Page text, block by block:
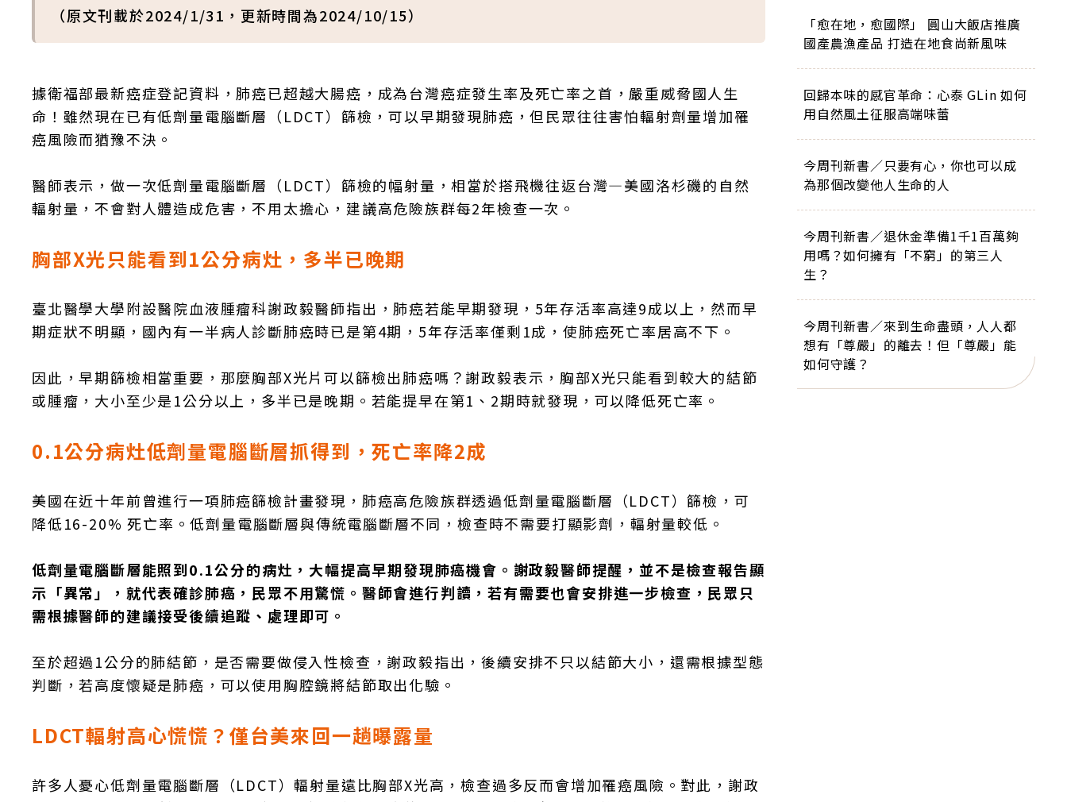
（原文刊載於2024/1/31，更新時間為2024/10/15）
據衛福部最新癌症登記資料，肺癌已超越大腸癌，成為台灣癌症發生率及死亡率之首，嚴重威脅國人生
命！雖然現在已有低劑量電腦斷層（LDCT）篩檢，可以早期發現肺癌，但民眾往往害怕輻射劑量增加罹
癌風險而猶豫不決。
醫師表示，做一次低劑量電腦斷層（LDCT）篩檢的幅射量，相當於搭飛機往返台灣—美國洛杉磯的自然
輻射量，不會對人體造成危害，不用太擔心，建議高危險族群每2年檢查一次。
胸部X光只能看到1公分病灶，多半已晚期
臺北醫學大學附設醫院血液腫瘤科謝政毅醫師指出，肺癌若能早期發現，5年存活率高達9成以上，然而早
期症狀不明顯，國內有一半病人診斷肺癌時已是第4期，5年存活率僅剩1成，使肺癌死亡率居高不下。
因此，早期篩檢相當重要，那麼胸部X光片可以篩檢出肺癌嗎？謝政毅表示，胸部X光只能看到較大的結節
或腫瘤，大小至少是1公分以上，多半已是晚期。若能提早在第1、2期時就發現，可以降低死亡率。
0.1公分病灶低劑量電腦斷層抓得到，死亡率降2成
美國在近十年前曾進行一項肺癌篩檢計畫發現，肺癌高危險族群透過低劑量電腦斷層（LDCT）篩檢，可
降低16-20% 死亡率。低劑量電腦斷層與傳統電腦斷層不同，檢查時不需要打顯影劑，輻射量較低。
低劑量電腦斷層能照到0.1公分的病灶，大幅提高早期發現肺癌機會。謝政毅醫師提醒，並不是檢查報告顯
示「異常」，就代表確診肺癌，民眾不用驚慌。醫師會進行判讀，若有需要也會安排進一步檢查，民眾只
需根據醫師的建議接受後續追蹤、處理即可。
至於超過1公分的肺結節，是否需要做侵入性檢查，謝政毅指出，後續安排不只以結節大小，還需根據型態
判斷，若高度懷疑是肺癌，可以使用胸腔鏡將結節取出化驗。
LDCT輻射高心慌慌？僅台美來回一趟曝露量
許多人憂心低劑量電腦斷層（LDCT）輻射量遠比胸部X光高，檢查過多反而會增加罹癌風險。對此，謝政
「愈在地，愈國際」 圓山大飯店推廣
國產農漁產品 打造在地食尚新風味
回歸本味的感官革命：心泰 GLin 如何
用自然風土征服高端味蕾
今周刊新書／只要有心，你也可以成
為那個改變他人生命的人
今周刊新書／退休金準備1千1百萬夠
用嗎？如何擁有「不窮」的第三人
生？
今周刊新書／來到生命盡頭，人人都
想有「尊嚴」的離去！但「尊嚴」能
如何守護？